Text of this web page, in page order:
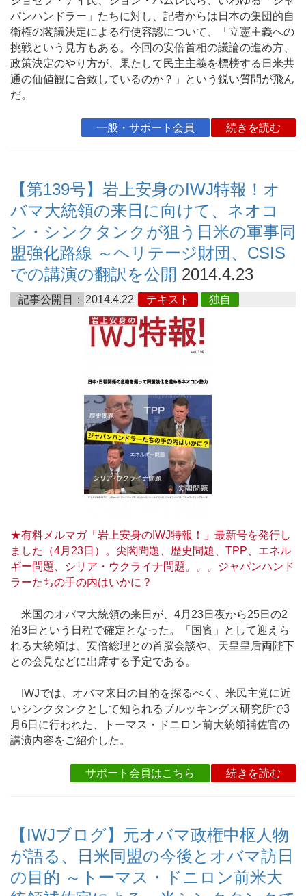
パンハンドラー」たちに対し、記者からは日本の集団的自
衛権の閣議決定による行使容認について、「立憲主義への
挑戦という見方もある。今回の安倍首相の議論の進め方、
政策決定のやり方が、果たして民主主義を標榜する日米共
通の価値観に合致しているのか？」という鋭い質問が飛ん
だ。
一般・サポート会員 続きを読む
【第139号】岩上安身のIWJ特報！オ
バマ大統領の来日に向けて、ネオコ
ン・シンクタンクが狙う日米の軍事同
盟強化路線 ～ヘリテージ財団、CSIS
での講演の翻訳を公開 2014.4.23
記事公開日： 2014.4.22 テキスト 独自
★有料メルマガ「岩上安身のIWJ特報！」最新号を発行し
ました（4月23日）。尖閣問題、歴史問題、TPP、エネル
ギー問題、シリア・ウクライナ問題。。。ジャパンハンド
ラーたちの手の内はいかに？
米国のオバマ大統領の来日が、4月23日夜から25日の2
泊3日という日程で確定となった。「国賓」として迎えら
れる大統領は、安倍総理との首脳会談や、天皇皇后両陛下
との会見などに出席する予定である。
IWJでは、オバマ来日の目的を探るべく、米民主党に近
いシンクタンクとして知られるブルッキングス研究所で3
月6日に行われた、トーマス・ドニロン前大統領補佐官の
講演内容をご紹介した。
サポート会員はこちら 続きを読む
【IWJブログ】元オバマ政権中枢人物
が語る、日米同盟の今後とオバマ訪日
の目的 ～トーマス・ドニロン前米大